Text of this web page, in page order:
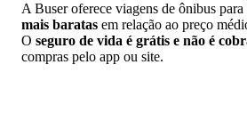
A Buser oferece viagens de ônibus
mais baratas em relação ao preço
O seguro de vida é grátis e não é
compras pelo app ou site.